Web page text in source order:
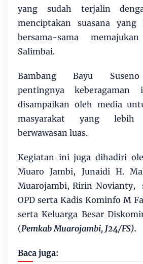
yang sudah terjalin
menciptakan suasana
bersama-sama
Salimbai.
Bambang Bayu Suseno
pentingnya keberagaman
disampaikan oleh media
masyarakat yang
berwawasan luas.
Kegiatan ini juga dihadiri
Muaro Jambi, Junaidi H.
Muarojambi, Ririn Novianty,
OPD serta Kadis Kominfo M
serta Keluarga Besar
(Pemkab Muarojambi, J24/FS).
Baca juga: